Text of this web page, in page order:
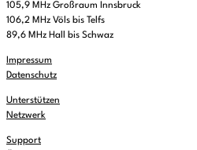
105,9 MHz Großraum Innsbruck
106,2 MHz Völs bis Telfs
89,6 MHz Hall bis Schwaz
Impressum
Datenschutz
Unterstützen
Netzwerk
Support